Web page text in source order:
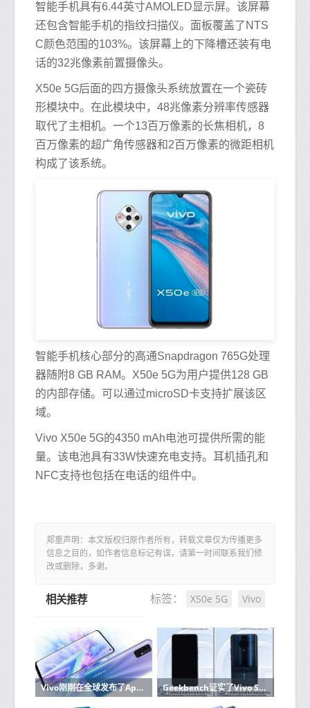
智能手机具有6.44英寸AMOLED显示屏。该屏幕
还包含智能手机的指纹扫描仪。面板覆盖了NTS
C颜色范围的103%。该屏幕上的下降槽还装有电
话的32兆像素前置摄像头。
X50e 5G后面的四方摄像头系统放置在一个瓷砖
形模块中。在此模块中，48兆像素分辨率传感器
取代了主相机。一个13百万像素的长焦相机，8
百万像素的超广角传感器和2百万像素的微距相机
构成了该系统。
智能手机核心部分的高通Snapdragon 765G处理
器随附8 GB RAM。X50e 5G为用户提供128 GB
的内部存储。可以通过microSD卡支持扩展该区
域。
Vivo X50e 5G的4350 mAh电池可提供所需的能
量。该电池具有33W快速充电支持。耳机插孔和
NFC支持也包括在电话的组件中。
郑重声明：本文版权归原作者所有，转载文章仅为传播更多
信息之目的，如作者信息标记有误，请第一时间联系我们修
改或删除，多谢。
标签： X50e 5G Vivo
相关推荐
Vivo刚刚在全球发布了Apex 2020智能手机 Geekbench证实了Vivo S6 5G的Exynos 980 5G处理器